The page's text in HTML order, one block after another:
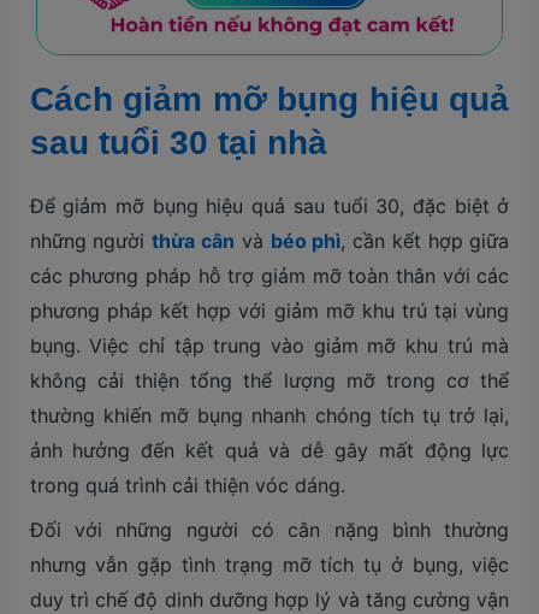
Cách giảm mỡ bụng hiệu quả
sau tuổi 30 tại nhà
Để giảm mỡ bụng hiệu quả sau tuổi 30, đặc biệt ở
những ngườithừa cân và béo phì, cần kết hợp giữa
các phương pháp hỗ trợ giảm mỡ toàn thân với các
phương pháp kết hợp với giảm mỡ khu trú tại vùng
bụng. Việc chỉ tập trung vào giảm mỡ khu trú mà
không cải thiện tổng thể lượng mỡ trong cơ thể
thường khiến mỡ bụng nhanh chóng tích tụ trở lại,
ảnh hưởng đến kết quả và dễ gây mất động lực
trong quá trình cải thiện vóc dáng.
Đối với những người có cân nặng bình thường
nhưng vẫn gặp tình trạng mỡ tích tụ ở bụng, việc
duy trì chế độ dinh dưỡng hợp lý và tăng cường vận